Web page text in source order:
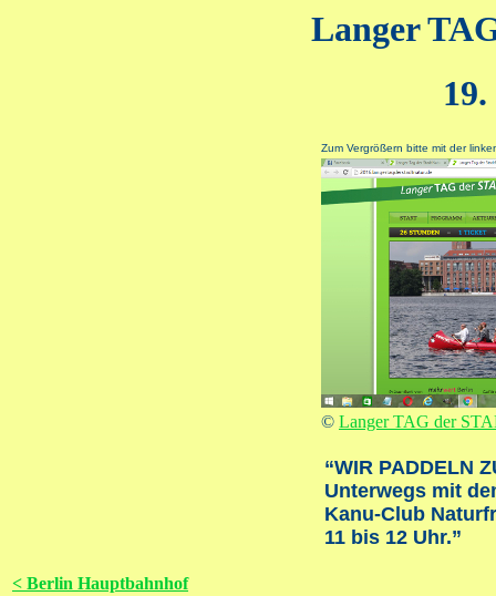
Langer
Zum Vergrößern bitte mit der
© Langer TAG der
“WIR PADDELN
Unterwegs mit
Kanu-Club
11 bis 12 Uhr.”
< Berlin Hauptbahnhof